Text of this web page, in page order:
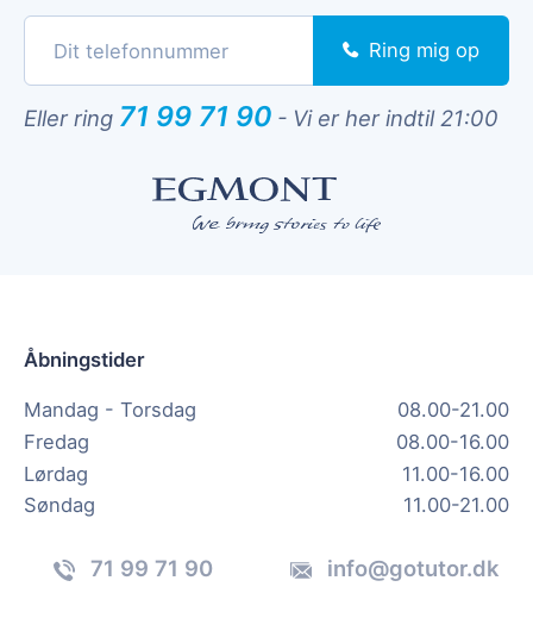
Ring mig op
Eller ring 71 99 71 90 - Vi er her indtil 21:00
Åbningstider
Mandag - Torsdag
08.00-21.00
Fredag
08.00-16.00
Lørdag
11.00-16.00
Søndag
11.00-21.00
71 99 71 90 info@gotutor.dk